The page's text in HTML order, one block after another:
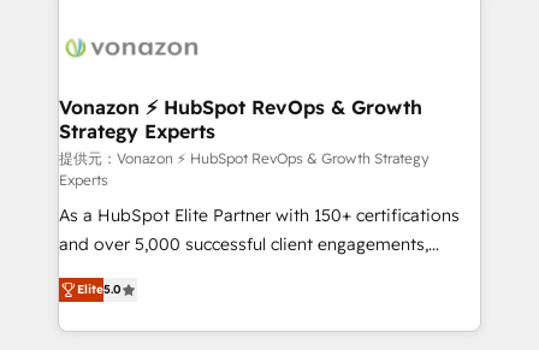
delà d’une simple transformation digitale et des
➤ L’intégration de CRM et de méthodologie RevOps
pour aligner les équipes marketing, commerciales et
support client (data migration, synchronisation API,
audit et maintenance) ➤ La création de sites internet
de conversion qui transforment les visiteurs en
opportunités d'affaires ➤ La mise en place de
stratégies d'acquisition marketing (SEO, SEA,
inbound, automatisation marketing, ABM, IA,
emailing) Informations clés : - 10 ans d'expérience -
Vonazon ⚡ HubSpot RevOps & Growth
Strategy Experts
提供元：Vonazon ⚡ HubSpot RevOps & Growth Strategy
Experts
As a HubSpot Elite Partner with 150+ certifications
and over 5,000 successful client engagements,
Vonazon turns marketing complexity into
measurable, scalable growth. From onboarding to
enterprise-grade campaigns, our in-house team
Elite5.0